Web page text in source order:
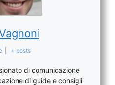
+ posts
di comunicazione
di guide e consigli